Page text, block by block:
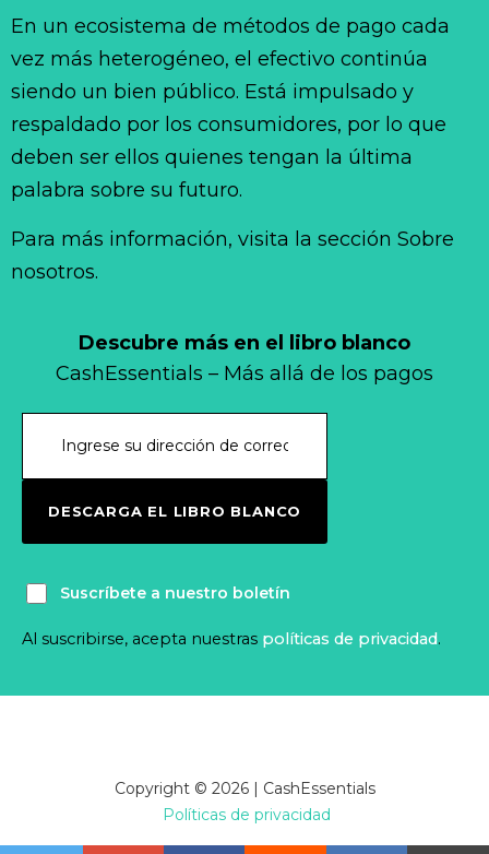
Descubre más en el libro blanco
CashEssentials – Más allá de los pagos
DESCARGA EL LIBRO BLANCO
Suscríbete a nuestro boletín
Al suscribirse, acepta nuestras políticas de privacidad.
En un ecosistema de métodos de pago cada
vez más heterogéneo, el efectivo continúa
siendo un bien público. Está impulsado y
respaldado por los consumidores, por lo que
deben ser ellos quienes tengan la última
palabra sobre su futuro.
Para más información, visita la sección Sobre
nosotros.
Copyright © 2026 | CashEssentials
Políticas de privacidad